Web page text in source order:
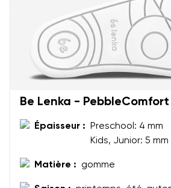
Changer de région
Choisissez le pays de
Be Lenka - PebbleComfort
Épaisseur :
Preschool: 4 mm
Kids, Junior: 5 mm
Matière : gomme
Votre prénom et nom
Votre prénom
N° de commande